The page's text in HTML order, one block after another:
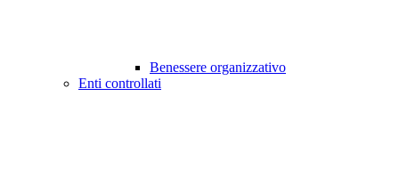
Benessere organizzativo
Enti controllati